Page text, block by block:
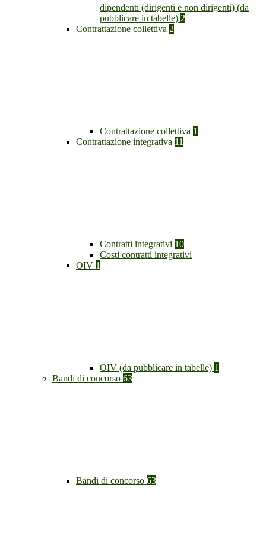
dipendenti (dirigenti e non dirigenti) (da
pubblicare in tabelle) 2
Contrattazione collettiva 2
Contrattazione collettiva 1
Contrattazione integrativa 11
Contratti integrativi 10
Costi contratti integrativi
OIV 1
OIV (da pubblicare in tabelle) 1
Bandi di concorso 63
Bandi di concorso 63